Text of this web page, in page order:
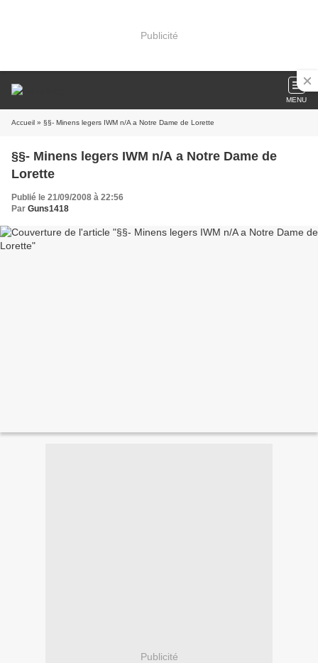
Publicité
MENU
Accueil » §§- Minens legers IWM n/A a Notre Dame de Lorette
§§- Minens legers IWM n/A a Notre Dame de
Lorette
Publié le 21/09/2008 à 22:56
Par Guns1418
Publicité